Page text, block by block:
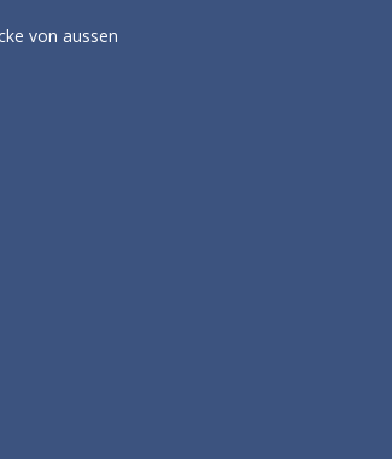
von aussen